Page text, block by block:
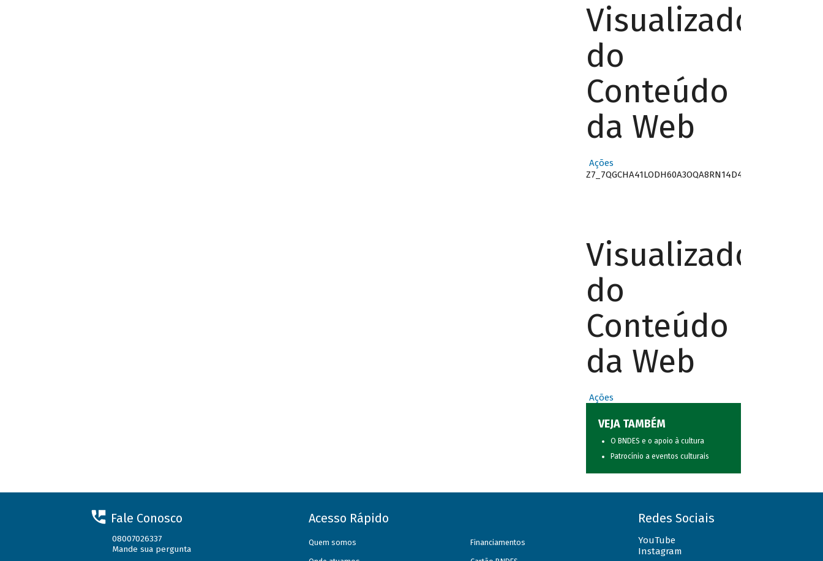
Visualizador
do
Conteúdo
da Web
Ações
Z7_7QGCHA41LODH60A3OQA8RN14D4
Visualizador
do
Conteúdo
da Web
Ações
VEJA TAMBÉM
O BNDES e o apoio à cultura
Patrocínio a eventos culturais
Fale Conosco
08007026337
Mande sua pergunta
Acesso Rápido
Quem somos Financiamentos
Redes Sociais
YouTube
Instagram